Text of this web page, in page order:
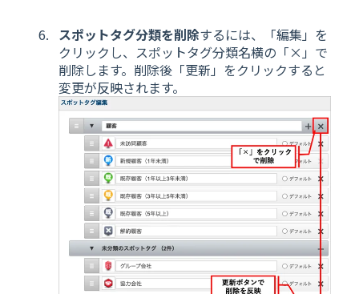
スポットタグ分類を削除するには、「編集」を
クリックし、スポットタグ分類名横の「×」で
削除します。削除後「更新」をクリックすると
変更が反映されます。